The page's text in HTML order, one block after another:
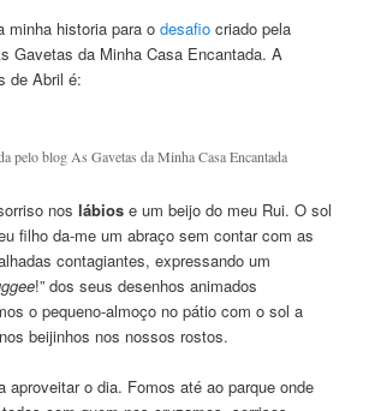
minha historia para odesafio criado pela
Gavetas da Minha Casa Encantada. A
de Abril é:
pelo blog As Gavetas da Minha Casa Encantada
nos lábios e um beijo do meu Rui. O sol
filho da-me um abraço sem contar com as
contagiantes, expressando um
!” dos seus desenhos animados
o pequeno-almoço no pátio com o sol a
beijinhos nos nossos rostos.
aproveitar o dia. Fomos até ao parque onde